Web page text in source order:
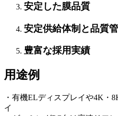
安定した膜品質
安定供給体制と品質
豊富な採用実績
用途例
・有機ELディスプレイや4K・
イ